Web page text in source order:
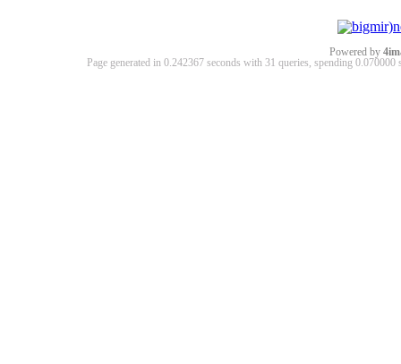
Powered by
Page generated in 0.242367 seconds with 31 queries, spending